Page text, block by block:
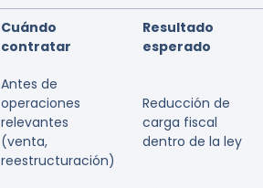
Cuándo
contratar
Resultado
esperado
Antes de
operaciones
relevantes
(venta,
reestructuración)
Reducción de
carga fiscal
dentro de la ley